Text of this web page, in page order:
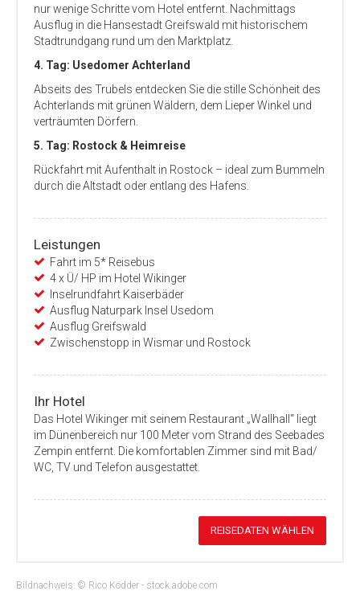
nur wenige Schritte vom Hotel entfernt. Nachmittags
Ausflug in die Hansestadt Greifswald mit historischem
Stadtrundgang rund um den Marktplatz.
4. Tag: Usedomer Achterland
Abseits des Trubels entdecken Sie die stille Schönheit des
Achterlands mit grünen Wäldern, dem Lieper Winkel und
verträumten Dörfern.
5. Tag: Rostock & Heimreise
Rückfahrt mit Aufenthalt in Rostock – ideal zum Bummeln
durch die Altstadt oder entlang des Hafens.
Leistungen
Fahrt im 5* Reisebus
4 x Ü/ HP im Hotel Wikinger
Inselrundfahrt Kaiserbäder
Ausflug Naturpark Insel Usedom
Ausflug Greifswald
Zwischenstopp in Wismar und Rostock
Ihr Hotel
Das Hotel Wikinger mit seinem Restaurant „Wallhall“ liegt
im Dünenbereich nur 100 Meter vom Strand des Seebades
Zempin entfernt. Die komfortablen Zimmer sind mit Bad/
WC, TV und Telefon ausgestattet.
REISEDATEN WÄHLEN
Bildnachweis: © Rico Ködder - stock.adobe.com